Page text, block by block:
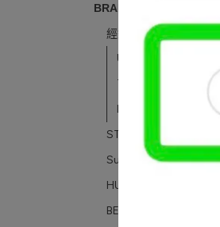
BRANDS｜品牌
經銷品牌
UNBENT
TANOXI
RESTICK
STÜSSY
Supreme
HUMAN MADE
BEAMS